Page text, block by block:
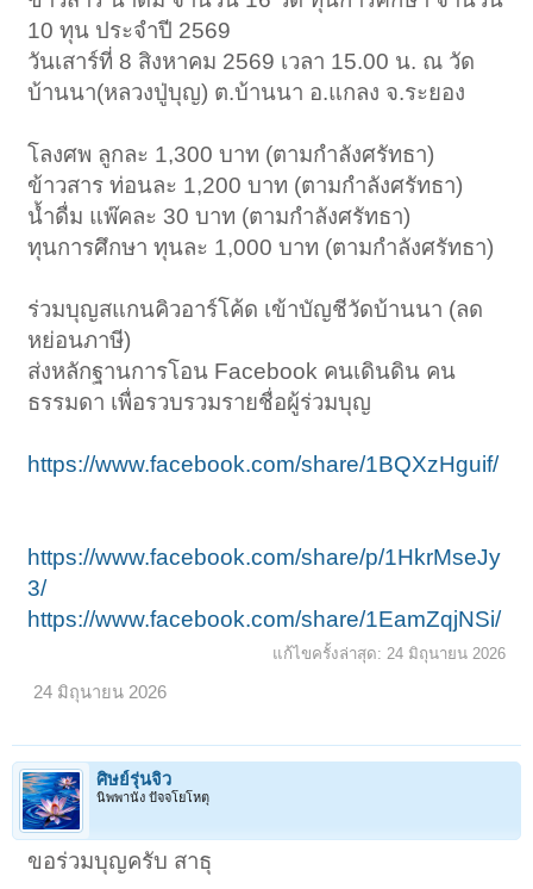
10 ทุน ประจำปี 2569
วันเสาร์ที่ 8 สิงหาคม 2569 เวลา 15.00 น. ณ วัด
บ้านนา(หลวงปู่บุญ) ต.บ้านนา อ.แกลง จ.ระยอง
โลงศพ ลูกละ 1,300 บาท (ตามกำลังศรัทธา)
ข้าวสาร ท่อนละ 1,200 บาท (ตามกำลังศรัทธา)
น้ำดื่ม แพ๊คละ 30 บาท (ตามกำลังศรัทธา)
ทุนการศึกษา ทุนละ 1,000 บาท (ตามกำลังศรัทธา)
ร่วมบุญสแกนคิวอาร์โค้ด เข้าบัญชีวัดบ้านนา (ลด
หย่อนภาษี)
ส่งหลักฐานการโอน Facebook คนเดินดิน คน
ธรรมดา เพื่อรวบรวมรายชื่อผู้ร่วมบุญ
https://www.facebook.com/share/1BQXzHguif/
https://www.facebook.com/share/p/1HkrMseJy
3/
https://www.facebook.com/share/1EamZqjNSi/
แก้ไขครั้งล่าสุด: 24 มิถุนายน 2026
24 มิถุนายน 2026
ศิษย์รุ่นจิ๋ว
นิพพานัง ปัจจโยโหตุ
ขอร่วมบุญครับ สาธุ